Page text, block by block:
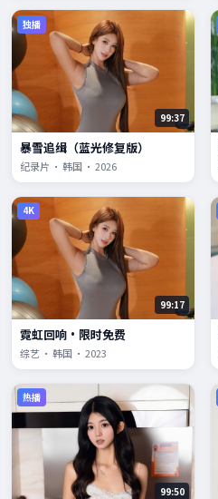
独播
99:37
暴雪追缉（蓝光修复版）
纪录片 · 韩国 · 2026
4K
99:17
霓虹回响·限时免费
综艺 · 韩国 · 2023
热播
99:50